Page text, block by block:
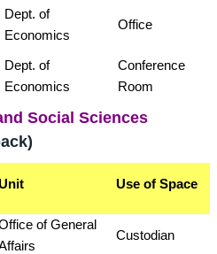
Dept. of
Economics
Office
Dept. of
Economics
Conference
Room
Social Sciences
Use of Space
of General
Custodian